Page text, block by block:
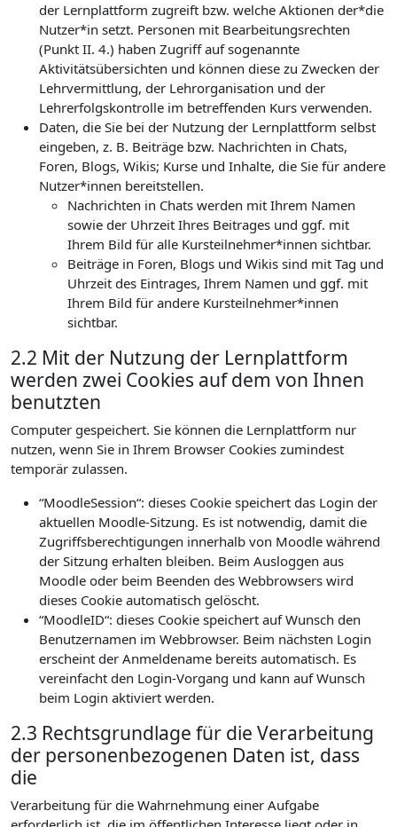
der Lernplattform zugreift bzw. welche Aktionen der*die
Nutzer*in setzt. Personen mit Bearbeitungsrechten
(Punkt II. 4.) haben Zugriff auf sogenannte
Aktivitätsübersichten und können diese zu Zwecken der
Lehrvermittlung, der Lehrorganisation und der
Lehrerfolgskontrolle im betreffenden Kurs verwenden.
Daten, die Sie bei der Nutzung der Lernplattform selbst
eingeben, z. B. Beiträge bzw. Nachrichten in Chats,
Foren, Blogs, Wikis; Kurse und Inhalte, die Sie für andere
Nutzer*innen bereitstellen.
Nachrichten in Chats werden mit Ihrem Namen
sowie der Uhrzeit Ihres Beitrages und ggf. mit
Ihrem Bild für alle Kursteilnehmer*innen sichtbar.
Beiträge in Foren, Blogs und Wikis sind mit Tag und
Uhrzeit des Eintrages, Ihrem Namen und ggf. mit
Ihrem Bild für andere Kursteilnehmer*innen
sichtbar.
2.2 Mit der Nutzung der Lernplattform
werden zwei Cookies auf dem von Ihnen
benutzten
Computer gespeichert. Sie können die Lernplattform nur
nutzen, wenn Sie in Ihrem Browser Cookies zumindest
temporär zulassen.
“MoodleSession“: dieses Cookie speichert das Login der
aktuellen Moodle-Sitzung. Es ist notwendig, damit die
Zugriffsberechtigungen innerhalb von Moodle während
der Sitzung erhalten bleiben. Beim Ausloggen aus
Moodle oder beim Beenden des Webbrowsers wird
dieses Cookie automatisch gelöscht.
“MoodleID“: dieses Cookie speichert auf Wunsch den
Benutzernamen im Webbrowser. Beim nächsten Login
erscheint der Anmeldename bereits automatisch. Es
vereinfacht den Login-Vorgang und kann auf Wunsch
beim Login aktiviert werden.
2.3 Rechtsgrundlage für die Verarbeitung
der personenbezogenen Daten ist, dass
die
Verarbeitung für die Wahrnehmung einer Aufgabe